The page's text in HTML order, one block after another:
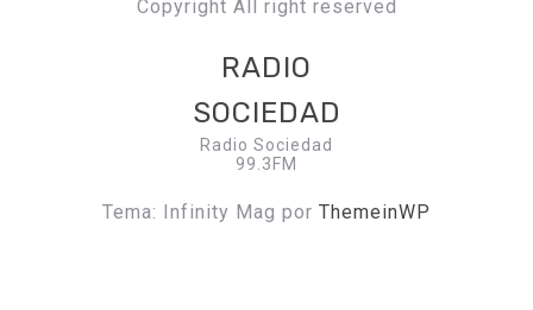
Copyright All right reserved
RADIO
SOCIEDAD
Radio Sociedad
99.3FM
Tema: Infinity Mag por ThemeinWP